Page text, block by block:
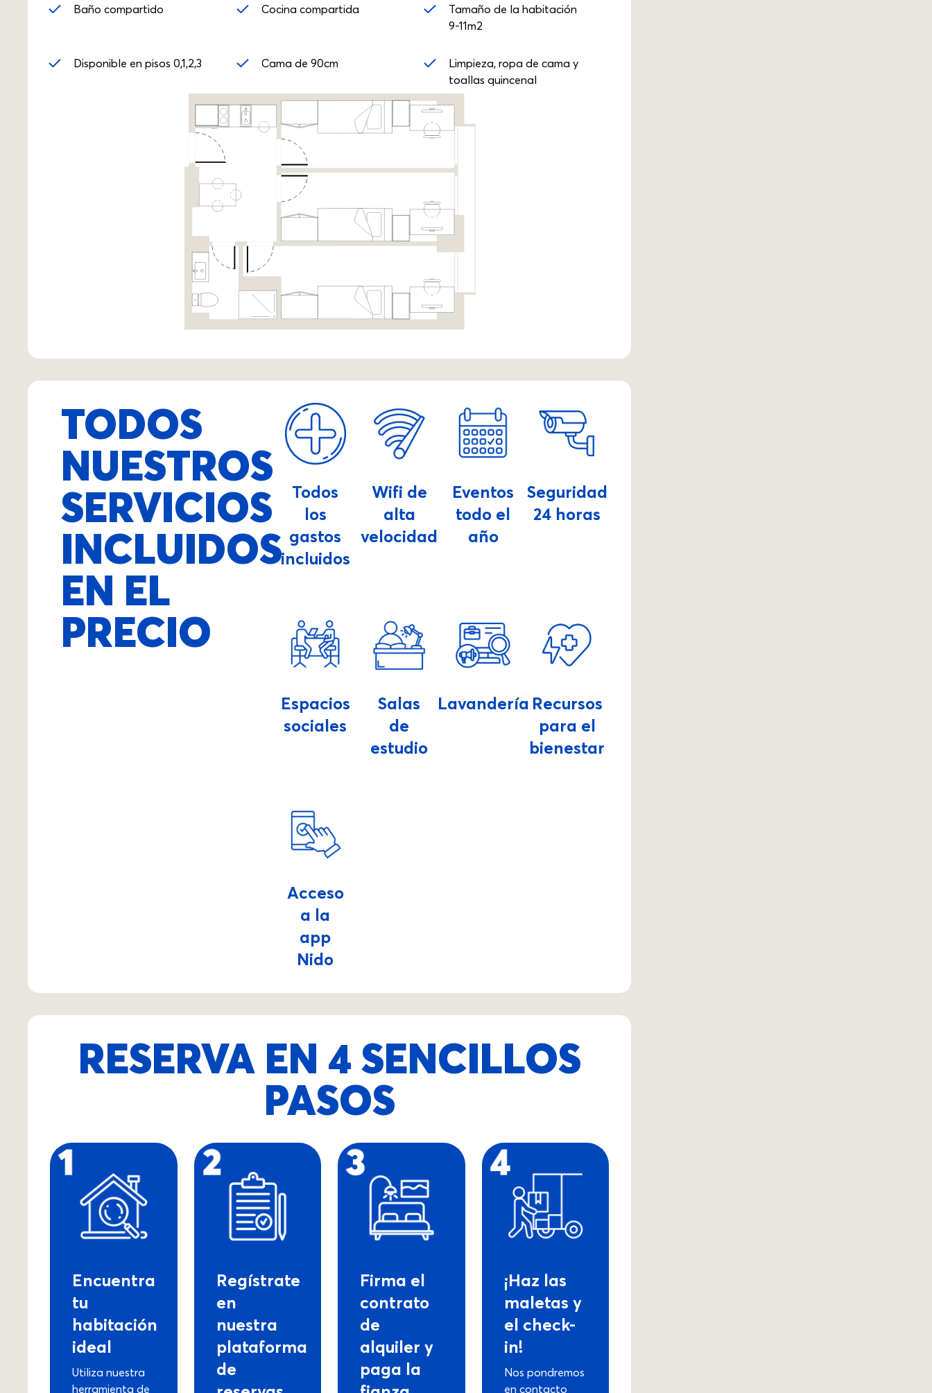
Baño compartido Cocina compartida
Tamaño de la habitación
9-11m2
Disponible en pisos 0,1,2,3 Cama de 90cm
Limpieza, ropa de cama y
toallas quincenal
TODOS
NUESTROS
SERVICIOS
INCLUIDOS
EN EL
PRECIO
Todos
los
gastos
incluidos
Wifi de
alta
velocidad
Eventos
todo el
año
Seguridad
24 horas
Espacios
sociales
Salas
de
estudio
Lavandería Recursos
para el
bienestar
Acceso
a la
app
Nido
RESERVA EN 4 SENCILLOS
PASOS
Encuentra
tu
habitación
ideal
Utiliza nuestra
herramienta de
Regístrate
en
nuestra
plataforma
de
Firma el
contrato
de
alquiler y
paga la
¡Haz las
maletas y
el check-
in!
Nos pondremos
en contacto